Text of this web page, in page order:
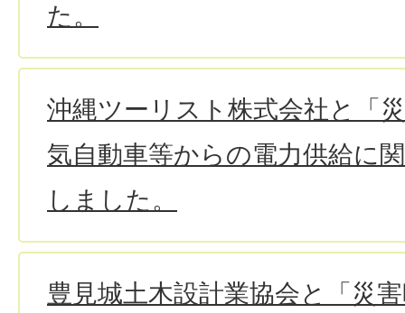
た。
沖縄ツーリスト株式会社と「
気自動車等からの電力供給に
しました。
豊見城土木設計業協会と「災